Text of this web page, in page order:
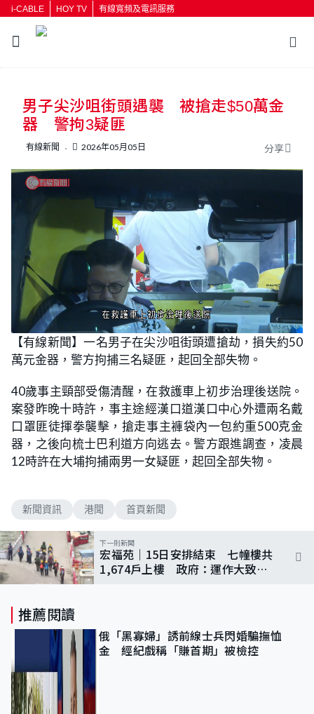
i-CABLE HOY TV 有線寬頻及電訊服務
按輸入鍵開始搜尋
男子尖沙咀街頭遇襲 被搶走$50萬金
器 警拘3疑匪
有線新聞 2026年05月05日 分享
n
m
L
o
a
d
e
d
6
.
6
7
%
【有線新聞】一名男子在尖沙咀街頭遭搶劫，損失約50
萬元金器，警方拘捕三名疑匪，起回全部失物。
40歲事主頸部受傷清醒，在救護車上初步治理後送院。
案發昨晚十時許，事主途經漢口道漢口中心外遭兩名戴
口罩匪徒揮拳襲擊，搶走事主褲袋內一包約重500克金
器，之後向梳士巴利道方向逃去。警方跟進調查，凌晨
12時許在大埔拘捕兩男一女疑匪，起回全部失物。
新聞資訊 港聞 首頁新聞
下一則新聞
宏福苑｜15日安排結束 七幢樓共
1,674戶上樓 政府：運作大致暢
推薦閱讀
俄「黑寡婦」誘前線士兵閃婚騙撫恤
金 經紀戲稱「賺首期」被檢控